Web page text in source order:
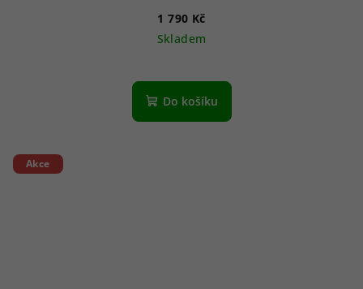
1 790 Kč
Skladem
Do košíku
Akce